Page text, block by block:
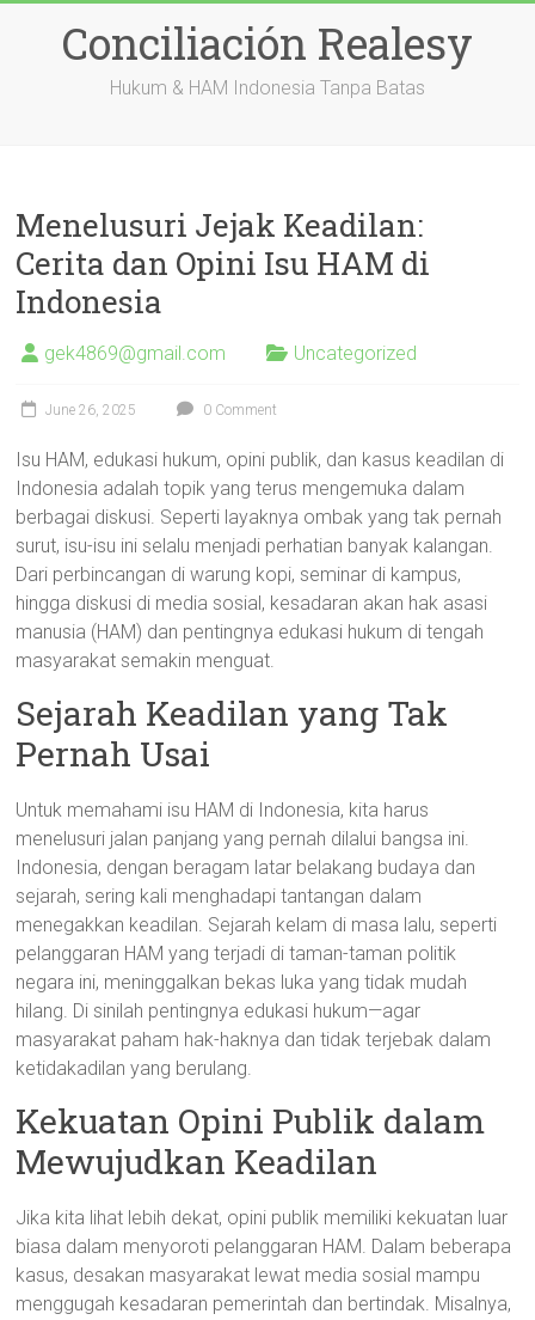
Conciliación Realesy
Hukum & HAM Indonesia Tanpa Batas
Menelusuri Jejak Keadilan:
Cerita dan Opini Isu HAM di
Indonesia
gek4869@gmail.com Uncategorized
June 26, 2025 0 Comment
Isu HAM, edukasi hukum, opini publik, dan kasus keadilan di
Indonesia adalah topik yang terus mengemuka dalam
berbagai diskusi. Seperti layaknya ombak yang tak pernah
surut, isu-isu ini selalu menjadi perhatian banyak kalangan.
Dari perbincangan di warung kopi, seminar di kampus,
hingga diskusi di media sosial, kesadaran akan hak asasi
manusia (HAM) dan pentingnya edukasi hukum di tengah
masyarakat semakin menguat.
Sejarah Keadilan yang Tak
Pernah Usai
Untuk memahami isu HAM di Indonesia, kita harus
menelusuri jalan panjang yang pernah dilalui bangsa ini.
Indonesia, dengan beragam latar belakang budaya dan
sejarah, sering kali menghadapi tantangan dalam
menegakkan keadilan. Sejarah kelam di masa lalu, seperti
pelanggaran HAM yang terjadi di taman-taman politik
negara ini, meninggalkan bekas luka yang tidak mudah
hilang. Di sinilah pentingnya edukasi hukum—agar
masyarakat paham hak-haknya dan tidak terjebak dalam
ketidakadilan yang berulang.
Kekuatan Opini Publik dalam
Mewujudkan Keadilan
Jika kita lihat lebih dekat, opini publik memiliki kekuatan luar
biasa dalam menyoroti pelanggaran HAM. Dalam beberapa
kasus, desakan masyarakat lewat media sosial mampu
menggugah kesadaran pemerintah dan bertindak. Misalnya,